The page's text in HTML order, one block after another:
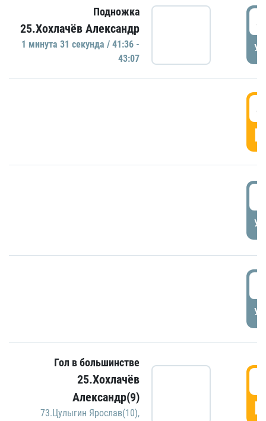
Подножка
25.Хохлачёв Александр
1 минутa 31 секундa / 41:36 -
43:07
Гол в большинстве
25.Хохлачёв
Александр(9)
73.Цулыгин Ярослав(10),